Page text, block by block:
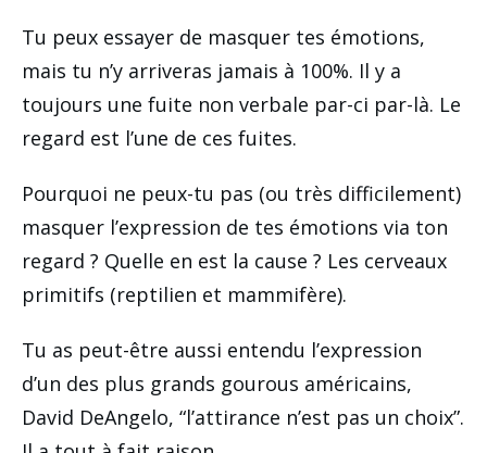
Tu peux essayer de masquer tes émotions,
mais tu n’y arriveras jamais à 100%. Il y a
toujours une fuite non verbale par-ci par-là. Le
regard est l’une de ces fuites.
Pourquoi ne peux-tu pas (ou très difficilement)
masquer l’expression de tes émotions via ton
regard ? Quelle en est la cause ? Les cerveaux
primitifs (reptilien et mammifère).
Tu as peut-être aussi entendu l’expression
d’un des plus grands gourous américains,
David DeAngelo, “l’attirance n’est pas un choix”.